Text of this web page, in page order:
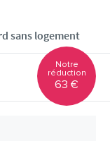
sans logement
Notre
réduction
63 €